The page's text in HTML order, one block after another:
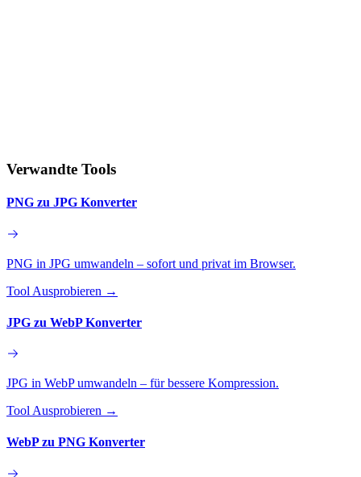
Verwandte Tools
PNG zu JPG Konverter
PNG in JPG umwandeln – sofort und privat im Browser.
Tool Ausprobieren →
JPG zu WebP Konverter
JPG in WebP umwandeln – für bessere Kompression.
Tool Ausprobieren →
WebP zu PNG Konverter